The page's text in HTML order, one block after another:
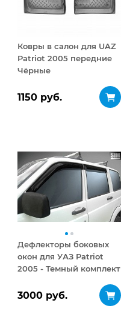
Ковры в салон для UAZ
Patriot 2005 передние
Чёрные
1150 руб.
Дефлекторы боковых
окон для УАЗ Patriot
2005 - Темный комплект
3000 руб.